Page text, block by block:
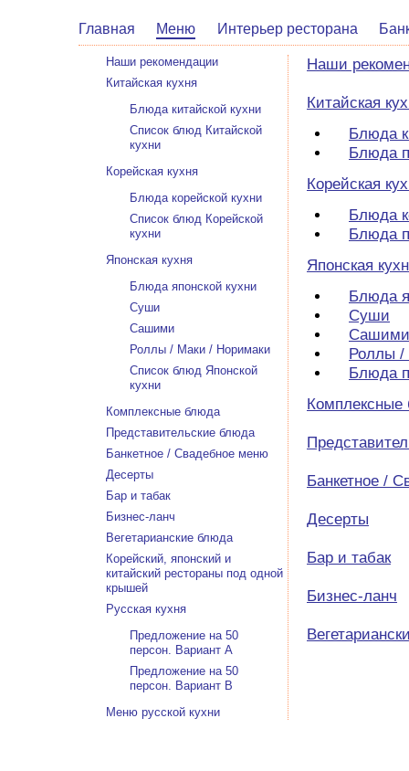
Главная Меню Интерьер ресторана
Наши
Китайская
Блюда
Блюда
Корейская
Блюда
Блюда
Японская
Блюда
Суши
Сашими
Роллы /
Блюда
Комплексные
Банкетное /
Десерты
Бар и табак
Бизнес-ланч
Наши рекомендации
Китайская кухня
Блюда китайской кухни
Список блюд Китайской
кухни
Корейская кухня
Блюда корейской кухни
Список блюд Корейской
кухни
Японская кухня
Блюда японской кухни
Суши
Сашими
Роллы / Маки / Норимаки
Список блюд Японской
кухни
Комплексные блюда
Представительские блюда
Банкетное / Свадебное меню
Десерты
Бар и табак
Бизнес-ланч
Вегетарианские блюда
Корейский, японский и
китайский рестораны под одной
крышей
Русская кухня
Предложение на 50
персон. Вариант А
Предложение на 50
персон. Вариант В
Меню русской кухни